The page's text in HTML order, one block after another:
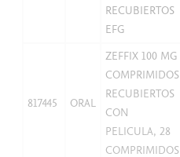
RECUBIERTOS
EFG
817445 ORAL
ZEFFIX 100 MG
COMPRIMIDOS
RECUBIERTOS
CON
PELICULA, 28
COMPRIMIDOS